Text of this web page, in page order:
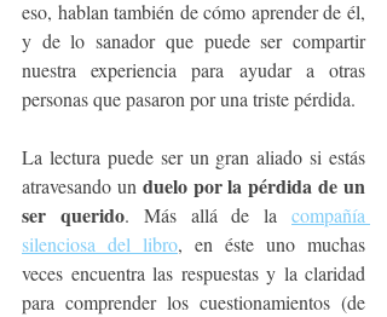
eso, hablan también de cómo aprender de él,
y de lo sanador que puede ser compartir
nuestra experiencia para ayudar a otras
personas que pasaron por una triste pérdida.
La lectura puede ser un gran aliado si estás
atravesando un duelo por la pérdida de un
ser querido. Más allá de la compañía
silenciosa del libro, en éste uno muchas
veces encuentra las respuestas y la claridad
para comprender los cuestionamientos (de